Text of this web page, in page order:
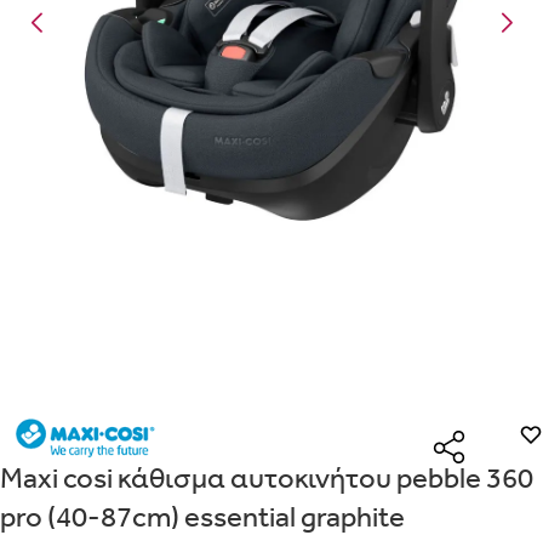
Maxi cosi κάθισμα αυτοκινήτου pebble 360
pro (40-87cm) essential graphite
Με την προσφορά
θα λάβεις δωρεάν το είδος με τη
χαμηλότερη τιμή αν αγοράσεις τουλάχιστον
Με την προσφορά κερδίζεις έκπτωση
στο καλάθι, αν
αγοράσεις τουλάχιστον
με την ειδική σήμανση.
Είναι για δώρο;
ΝΑΙ
Μήνυμα
Λεπτομέρειες που θα ήθελες να γνωρίζουμε για το δώρο σου